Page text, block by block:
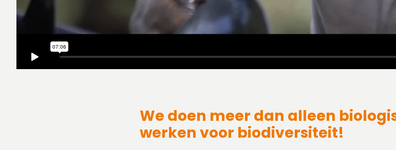
We doen meer dan alleen
werken voor biodiversiteit!